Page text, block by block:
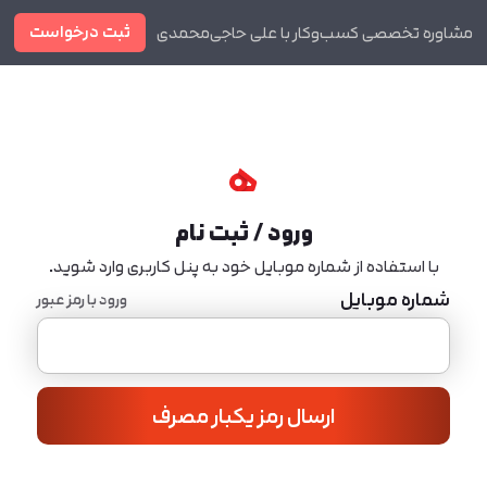
مشاوره تخصصی کسب‌وکار با علی حاجی‌محمدی ثبت درخواست
ورود / ثبت نام
با استفاده از شماره موبایل خود به پنل کاربری وارد شوید.
شماره موبایل ورود با رمز عبور
ارسال رمز یکبار مصرف